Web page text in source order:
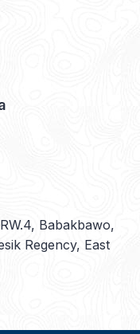
Babakbawo,
Regency, East